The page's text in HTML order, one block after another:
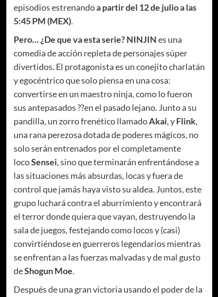
episodios estrenandoa partir del 12 de julio a las
5:45 PM (MEX).
Pero… ¿De que va esta serie? NINJINes una
comedia de acción repleta de personajes súper
divertidos. El protagonista es un conejito charlatán
y egocéntrico que solo piensa en una cosa:
convertirse en un maestro ninja, como lo fueron
sus antepasados ??en el pasado lejano. Junto a su
pandilla, un zorro frenético llamadoAkai, yFlink,
una rana perezosa dotada de poderes mágicos, no
solo serán entrenados por el completamente
locoSensei, sino que terminarán enfrentándose a
las situaciones más absurdas, locas y fuera de
control que jamás haya visto su aldea. Juntos, este
grupo luchará contra el aburrimiento y encontrará
el terror donde quiera que vayan, destruyendo la
sala de juegos, festejando como locos y (casi)
convirtiéndose en guerreros legendarios mientras
se enfrentan a las fuerzas malvadas y de mal gusto
deShogun Moe.
Después de una gran victoria usando el poder de la